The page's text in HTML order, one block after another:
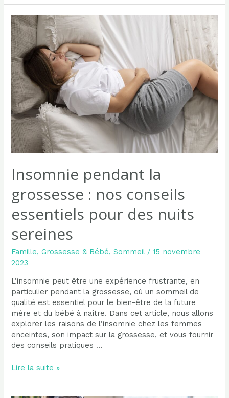
naissance
choisir
pour
un
bébé
?
Insomnie pendant la
grossesse : nos conseils
essentiels pour des nuits
sereines
Famille,Grossesse & Bébé,Sommeil/15 novembre
2023
L’insomnie peut être une expérience frustrante, en
particulier pendant la grossesse, où un sommeil de
qualité est essentiel pour le bien-être de la future
mère et du bébé à naître. Dans cet article, nous allons
explorer les raisons de l’insomnie chez les femmes
enceintes, son impact sur la grossesse, et vous fournir
des conseils pratiques …
Insomnie
Lire la suite »